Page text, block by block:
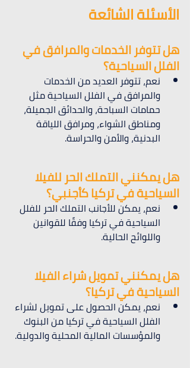
الأسئلة الشائعة
هل تتوفر الخدمات والمرافق في
الفلل السياحية؟
نعم، تتوفر العديد من الخدمات
والمرافق في الفلل السياحية مثل
حمامات السباحة، والحدائق الجميلة،
ومناطق الشواء، ومرافق اللياقة
البدنية، والأمن والحراسة.
هل يمكنني التملك الحر للفيلا
السياحية في تركيا كأجنبي؟
نعم، يمكن للأجانب التملك الحر للفلل
السياحية في تركيا وفقًا للقوانين
واللوائح الحالية.
هل يمكنني تمويل شراء الفيلا
السياحية في تركيا؟
نعم، يمكن الحصول على تمويل لشراء
الفلل السياحية في تركيا من البنوك
والمؤسسات المالية المحلية والدولية.